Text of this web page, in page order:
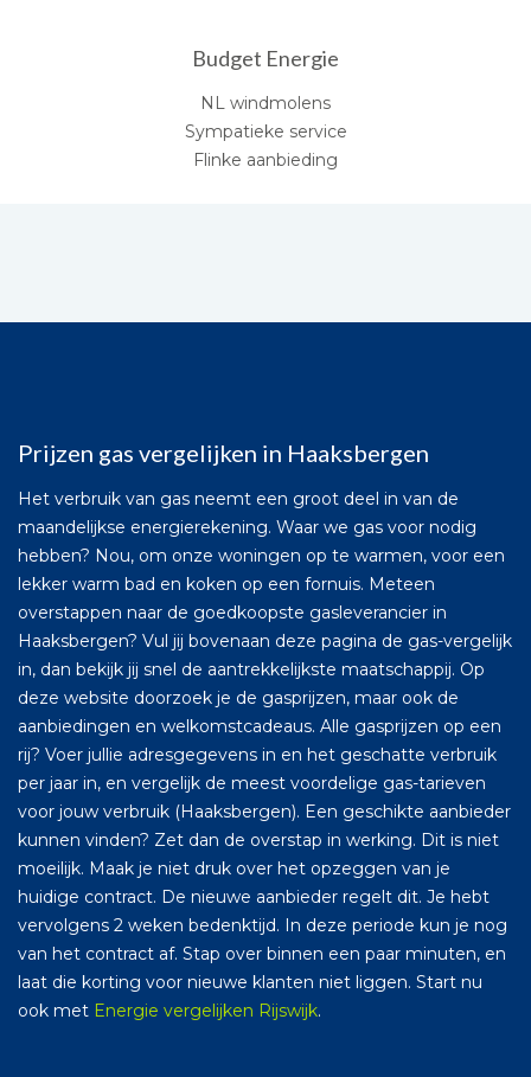
Budget Energie
NL windmolens
Sympatieke service
Flinke aanbieding
Prijzen gas vergelijken in Haaksbergen
Het verbruik van gas neemt een groot deel in van de
maandelijkse energierekening. Waar we gas voor nodig
hebben? Nou, om onze woningen op te warmen, voor een
lekker warm bad en koken op een fornuis. Meteen
overstappen naar de goedkoopste gasleverancier in
Haaksbergen? Vul jij bovenaan deze pagina de gas-vergelijk
in, dan bekijk jij snel de aantrekkelijkste maatschappij. Op
deze website doorzoek je de gasprijzen, maar ook de
aanbiedingen en welkomstcadeaus. Alle gasprijzen op een
rij? Voer jullie adresgegevens in en het geschatte verbruik
per jaar in, en vergelijk de meest voordelige gas-tarieven
voor jouw verbruik (Haaksbergen). Een geschikte aanbieder
kunnen vinden? Zet dan de overstap in werking. Dit is niet
moeilijk. Maak je niet druk over het opzeggen van je
huidige contract. De nieuwe aanbieder regelt dit. Je hebt
vervolgens 2 weken bedenktijd. In deze periode kun je nog
van het contract af. Stap over binnen een paar minuten, en
laat die korting voor nieuwe klanten niet liggen. Start nu
ook met Energie vergelijken Rijswijk.